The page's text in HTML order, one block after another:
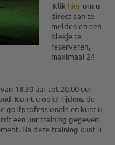
Klik hierom u
direct aan te
melden en een
plekje te
reserveren,
maximaal 24
18.30 uur tot 20.00 uur
Komt u ook? Tijdens de
golfprofessionals en kunt u
een uur training gegeven
Na deze training kunt u